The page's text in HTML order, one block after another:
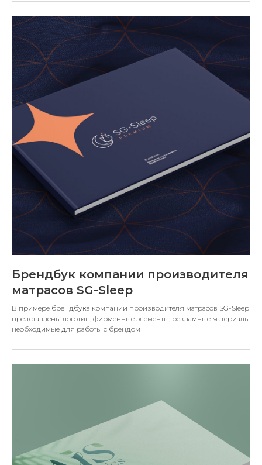
Брендбук компании производителя
матрасов SG-Sleep
В примере брендбука компании производителя матрасов SG-Sleep
представлены логотип, фирменные элементы, рекламные материалы
необходимые для работы с брендом